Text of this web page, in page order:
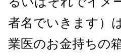
者名でいきます）
業医のお金持ちの